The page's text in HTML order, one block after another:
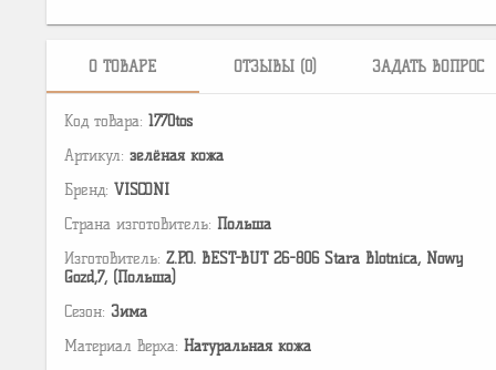
О ТОВАРЕ ОТЗЫВЫ (0) ЗАДАТЬ ВОПРОС
Код товара: 1770tos
Артикул: зелёная кожа
Бренд: VISCONI
Страна изготовитель: Польша
Изготовитель: Z.P.O. BEST-BUT 26-806 Stara Blotnica, Nowy
Gozd,7, (Польша)
Сезон: Зима
Материал верха: Натуральная кожа